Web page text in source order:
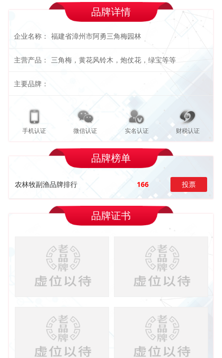
品牌详情
企业名称： 福建省漳州市阿勇三角梅园林
主营产品： 三角梅，黄花风铃木，炮仗花，绿宝等等
主要品牌：
手机认证 微信认证 实名认证 财税认证
品牌榜单
农林牧副渔品牌排行 166 投票
品牌证书